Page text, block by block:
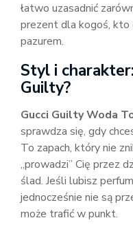
łatwo uzasadnić
prezent dla kogoś, kto
pazurem.
Styl i
Guilty?
Gucci Guilty Woda
sprawdza się, gdy
To zapach, który nie
„prowadzi” Cię przez
ślad. Jeśli lubisz
jednocześnie nie są
może trafić w punkt.